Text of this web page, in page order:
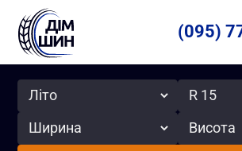
(095)
Сезон Радіус
Ширина Висота